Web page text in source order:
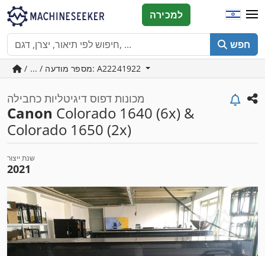
חפש
למכירה
/ ... / מספר מודעה: A22241922
מכונות דפוס דיגיטליות כחבילה
Canon Colorado 1640 (6x) &
Colorado 1650 (2x)
שנת ייצור
2021